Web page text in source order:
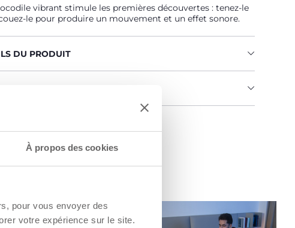
À propos des cookies
pour vous envoyer des
votre expérience sur le site.
vibrant stimule les premières découvertes : tenez-le
le pour produire un mouvement et un effet sonore.
DU PRODUIT